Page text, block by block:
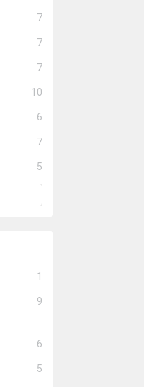
7
7
7
10
6
7
5
1
9
6
5